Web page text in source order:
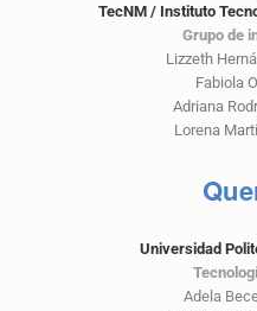
TecNM / Instituto
Grupo de
Lizzeth
Fabiola
Adriana
Lorena
Universidad
Adela